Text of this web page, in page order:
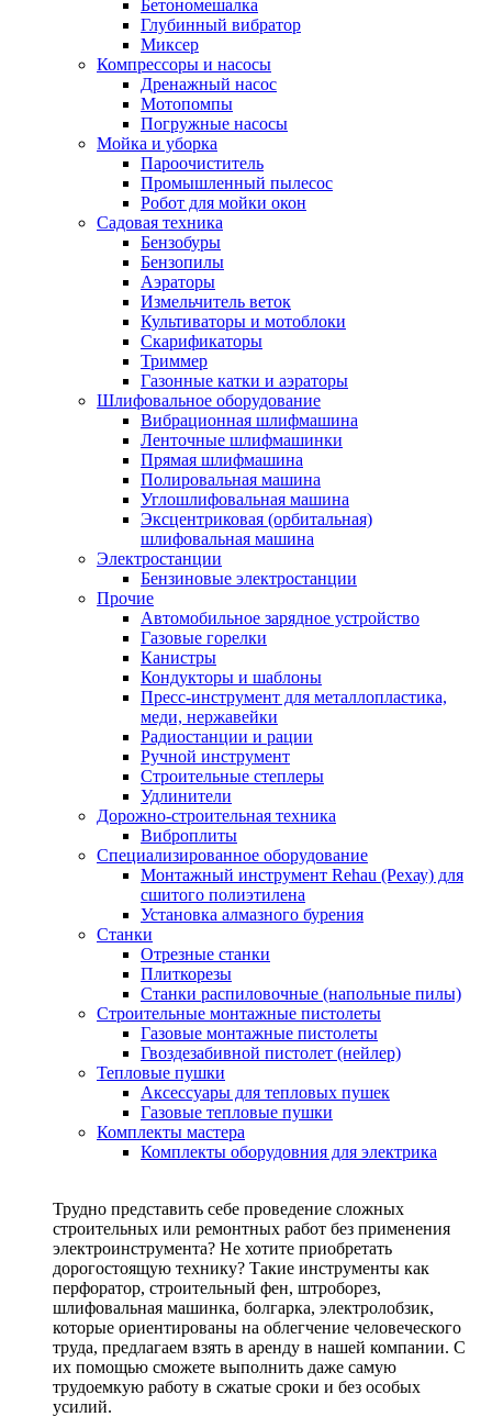
Бетономешалка
Глубинный вибратор
Миксер
Компрессоры и насосы
Дренажный насос
Мотопомпы
Погружные насосы
Мойка и уборка
Пароочиститель
Промышленный пылесос
Робот для мойки окон
Садовая техника
Бензобуры
Бензопилы
Аэраторы
Измельчитель веток
Культиваторы и мотоблоки
Скарификаторы
Триммер
Газонные катки и аэраторы
Шлифовальное оборудование
Вибрационная шлифмашина
Ленточные шлифмашинки
Прямая шлифмашина
Полировальная машина
Углошлифовальная машина
Эксцентриковая (орбитальная)
шлифовальная машина
Электростанции
Бензиновые электростанции
Прочие
Автомобильное зарядное устройство
Газовые горелки
Канистры
Кондукторы и шаблоны
Пресс-инструмент для металлопластика,
меди, нержавейки
Радиостанции и рации
Ручной инструмент
Строительные степлеры
Удлинители
Дорожно-строительная техника
Виброплиты
Специализированное оборудование
Монтажный инструмент Rehau (Рехау) для
сшитого полиэтилена
Установка алмазного бурения
Станки
Отрезные станки
Плиткорезы
Станки распиловочные (напольные пилы)
Строительные монтажные пистолеты
Газовые монтажные пистолеты
Гвоздезабивной пистолет (нейлер)
Тепловые пушки
Аксессуары для тепловых пушек
Газовые тепловые пушки
Комплекты мастера
Комплекты оборудовния для электрика
Трудно представить себе проведение сложных
строительных или ремонтных работ без применения
электроинструмента? Не хотите приобретать
дорогостоящую технику? Такие инструменты как
перфоратор, строительный фен, штроборез,
шлифовальная машинка, болгарка, электролобзик,
которые ориентированы на облегчение человеческого
труда, предлагаем взять в аренду в нашей компании. С
их помощью сможете выполнить даже самую
трудоемкую работу в сжатые сроки и без особых
усилий.